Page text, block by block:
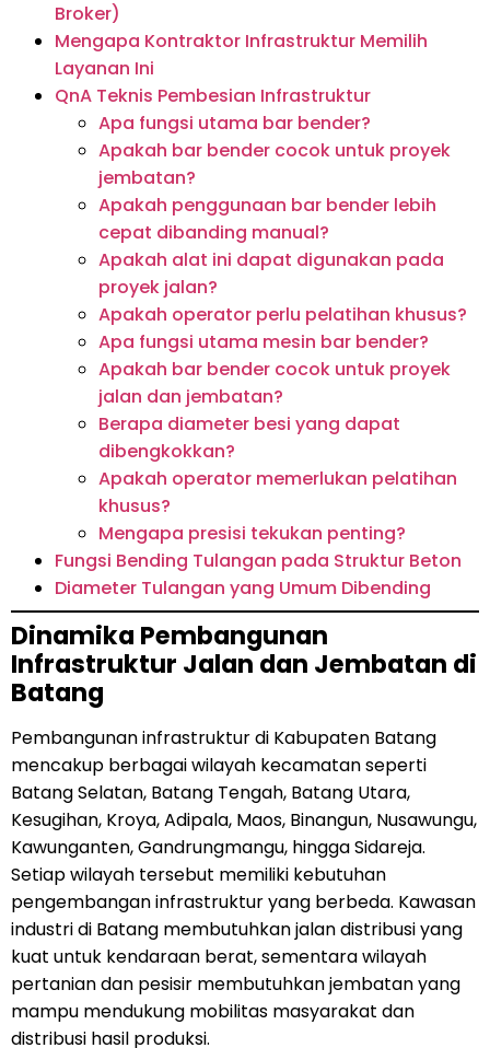
Broker)
Mengapa Kontraktor Infrastruktur Memilih
Layanan Ini
QnA Teknis Pembesian Infrastruktur
Apa fungsi utama bar bender?
Apakah bar bender cocok untuk proyek
jembatan?
Apakah penggunaan bar bender lebih
cepat dibanding manual?
Apakah alat ini dapat digunakan pada
proyek jalan?
Apakah operator perlu pelatihan khusus?
Apa fungsi utama mesin bar bender?
Apakah bar bender cocok untuk proyek
jalan dan jembatan?
Berapa diameter besi yang dapat
dibengkokkan?
Apakah operator memerlukan pelatihan
khusus?
Mengapa presisi tekukan penting?
Fungsi Bending Tulangan pada Struktur Beton
Diameter Tulangan yang Umum Dibending
Dinamika Pembangunan
Infrastruktur Jalan dan Jembatan di
Batang
Pembangunan infrastruktur di Kabupaten Batang
mencakup berbagai wilayah kecamatan seperti
Batang Selatan, Batang Tengah, Batang Utara,
Kesugihan, Kroya, Adipala, Maos, Binangun, Nusawungu,
Kawunganten, Gandrungmangu, hingga Sidareja.
Setiap wilayah tersebut memiliki kebutuhan
pengembangan infrastruktur yang berbeda. Kawasan
industri di Batang membutuhkan jalan distribusi yang
kuat untuk kendaraan berat, sementara wilayah
pertanian dan pesisir membutuhkan jembatan yang
mampu mendukung mobilitas masyarakat dan
distribusi hasil produksi.